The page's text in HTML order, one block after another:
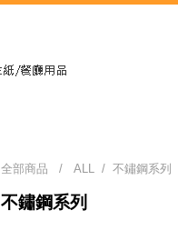
全部商品 / ALL / 不鏽鋼系列
不鏽鋼系列